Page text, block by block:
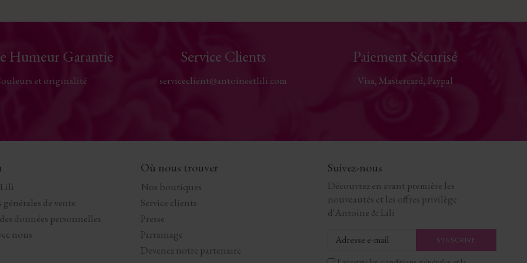
Humeur Garantie
et originalité
Service Clients
serviceclient@antoineetlili.com
Paiement Sécurisé
Visa, Mastercard, Paypal
de vente
données personnelles
nous
Où nous trouver
Nos boutiques
Service clients
Presse
Parrainage
Devenez notre partenaire
Suivez-nous
Découvrez en avant première les
nouveautés et les offres privilège
d'Antoine & Lili